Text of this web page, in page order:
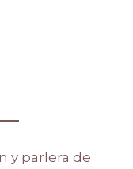
y parlera de